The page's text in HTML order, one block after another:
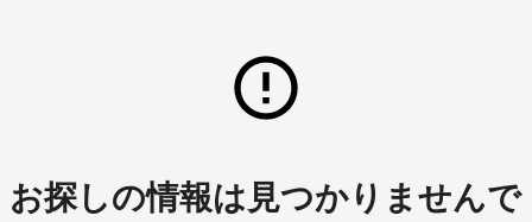
お探しの情報は見つかりませんで